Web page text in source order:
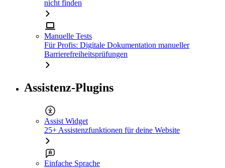
nicht finden
Manuelle Tests
Für Profis: Digitale Dokumentation manueller
Barrierefreiheitsprüfungen
Assistenz-Plugins
Assist Widget
25+ Assistenzfunktionen für deine Website
Einfache Sprache